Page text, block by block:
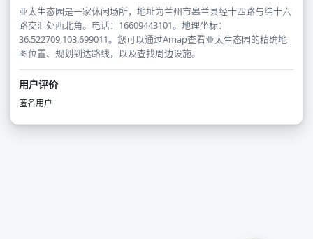
亚太生态园是一家休闲场所，地址为兰州市皋兰县经十四路与纬十六
路交汇处西北角。电话：16609443101。地理坐标：
36.522709,103.699011。您可以通过Amap查看亚太生态园的精确地
图位置、规划到达路线，以及查找周边设施。
用户评价
匿名用户